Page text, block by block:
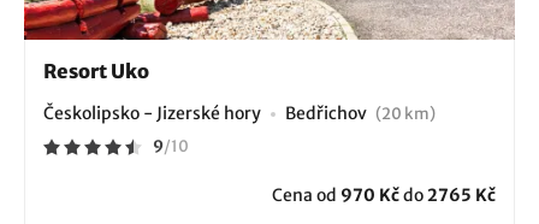
Resort Uko
Českolipsko - Jizerské hory Bedřichov (20 km)
9/10
Cena od 970 Kčdo2765 Kč